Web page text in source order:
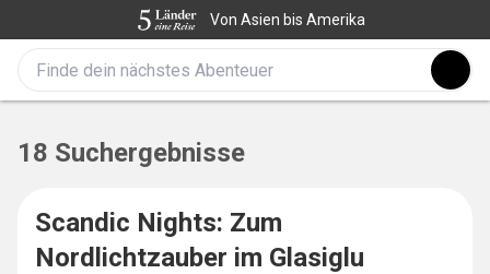
Von Asien bis Amerika
18 Suchergebnisse
MULTICOUNTRY
Scandic Nights: Zum
Nordlichtzauber im Glasiglu